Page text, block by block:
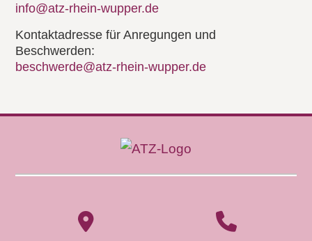
info@atz-rhein-wupper.de
Kontaktadresse für Anregungen und
Beschwerden:
beschwerde@atz-rhein-wupper.de